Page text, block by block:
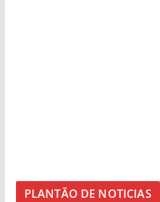
PLANTÃO DE NOTICIAS